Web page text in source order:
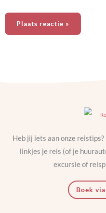
Heb jij iets aan onze
linkjes je reis (of je
excursie of
Boek